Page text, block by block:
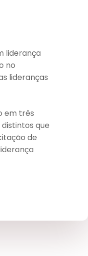
liderança
no
lideranças
em três
que
de